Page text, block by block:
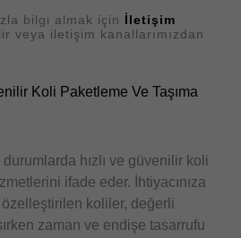
bilgi almak için İletişim
veya iletişim kanallarımızdan
Koli Paketleme Ve Taşıma
durumlarda hızlı ve güvenilir koli
ifade eder. İhtiyacınıza
özelleştirilen koliler, değerli
zaman ve endişe tasarrufu